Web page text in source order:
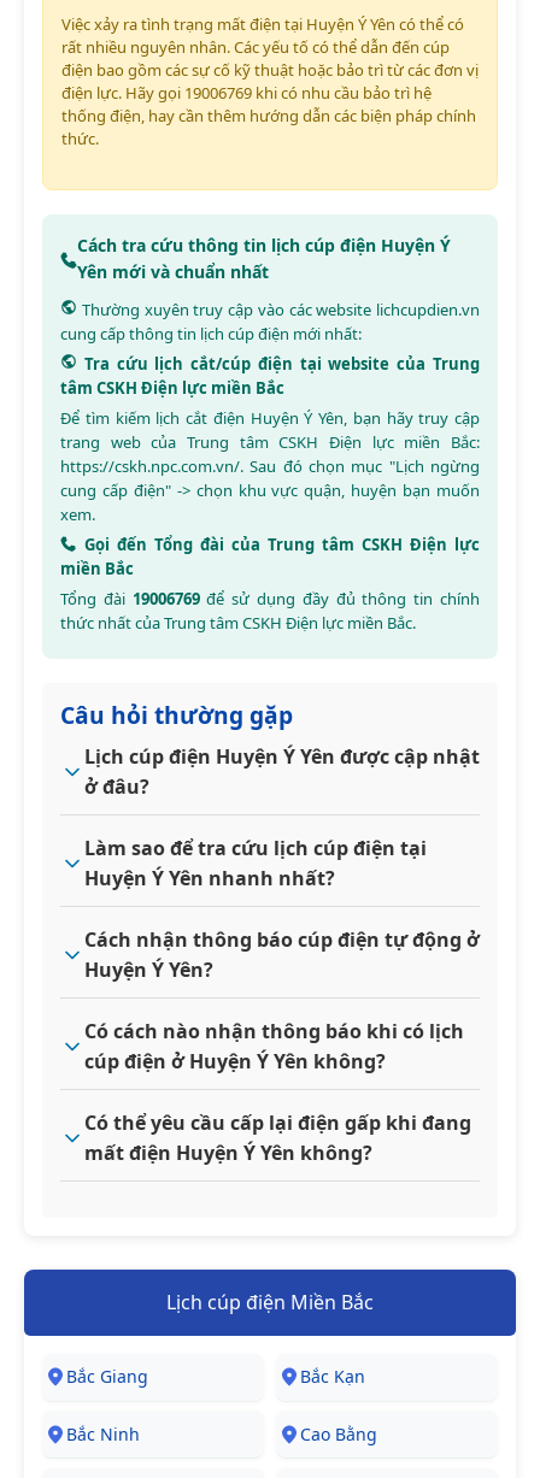
Việc xảy ra tình trạng mất điện tại Huyện Ý Yên có thể có
rất nhiều nguyên nhân. Các yếu tố có thể dẫn đến cúp
điện bao gồm các sự cố kỹ thuật hoặc bảo trì từ các đơn vị
điện lực. Hãy gọi 19006769 khi có nhu cầu bảo trì hệ
thống điện, hay cần thêm hướng dẫn các biện pháp chính
thức.
Cách tra cứu thông tin lịch cúp điện Huyện Ý
Yên mới và chuẩn nhất
Thường xuyên truy cập vào các website lichcupdien.vn
cung cấp thông tin lịch cúp điện mới nhất:
Tra cứu lịch cắt/cúp điện tại website của Trung
tâm CSKH Điện lực miền Bắc
Để tìm kiếm lịch cắt điện Huyện Ý Yên, bạn hãy truy cập
trang web của Trung tâm CSKH Điện lực miền Bắc:
https://cskh.npc.com.vn/. Sau đó chọn mục "Lịch ngừng
cung cấp điện" -> chọn khu vực quận, huyện bạn muốn
xem.
Gọi đến Tổng đài của Trung tâm CSKH Điện lực
miền Bắc
Tổng đài 19006769để sử dụng đầy đủ thông tin chính
thức nhất của Trung tâm CSKH Điện lực miền Bắc.
Câu hỏi thường gặp
Lịch cúp điện Huyện Ý Yên được cập nhật
ở đâu?
Làm sao để tra cứu lịch cúp điện tại
Huyện Ý Yên nhanh nhất?
Cách nhận thông báo cúp điện tự động ở
Huyện Ý Yên?
Có cách nào nhận thông báo khi có lịch
cúp điện ở Huyện Ý Yên không?
Có thể yêu cầu cấp lại điện gấp khi đang
mất điện Huyện Ý Yên không?
Lịch cúp điện Miền Bắc
Bắc Giang Bắc Kạn
Bắc Ninh Cao Bằng